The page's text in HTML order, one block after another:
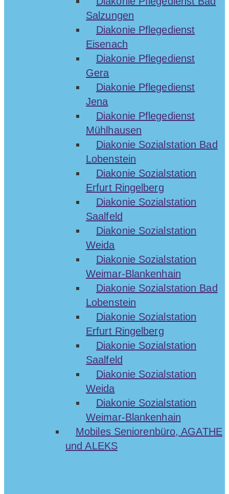
Salzungen
Diakonie Pflegedienst
Eisenach
Diakonie Pflegedienst
Gera
Diakonie Pflegedienst
Jena
Diakonie Pflegedienst
Mühlhausen
Diakonie Sozialstation Bad
Lobenstein
Diakonie Sozialstation
Erfurt Ringelberg
Diakonie Sozialstation
Saalfeld
Diakonie Sozialstation
Weida
Diakonie Sozialstation
Weimar-Blankenhain
Diakonie Sozialstation Bad
Lobenstein
Diakonie Sozialstation
Erfurt Ringelberg
Diakonie Sozialstation
Saalfeld
Diakonie Sozialstation
Weida
Diakonie Sozialstation
Weimar-Blankenhain
Mobiles Seniorenbüro, AGATHE
und ALEKS